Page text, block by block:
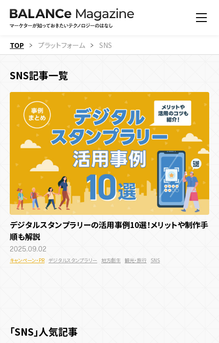
すべての記事
多言語化機能
予約機能
すべての記事
キャンペーン目的別
施策種類・キャンペーン種類
すべての記事
周年・CSRサイト
デザイン UI・UX
TOP プラットフォーム SNS
SNS記事一覧
デジタルスタンプラリーの活用事例10選！メリットや制作手
順も解説
2025.09.02
キャンペーン・PR デジタルスタンプラリー 地方創生 観光・旅行 SNS
「SNS」人気記事